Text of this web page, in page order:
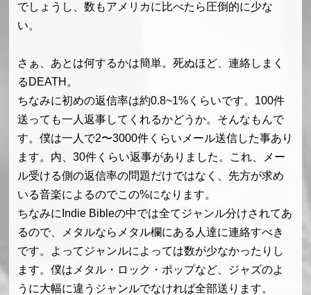
でしょうし、数もアメリカに比べたら圧倒的に少な
い。
さぁ、あとは何するかは簡単。死ぬほど、連絡しまく
るDEATH。
ちなみに初めの返信率は約0.8~1%くらいです。100件
送っても一人返事してくれるかどうか。そんなもんで
す。僕は一人で2〜3000件くらいメール送信した事あり
ます。内、30件くらい返事がありました。これ、メー
ル受ける側の返信率の問題だけではなく、先方が求め
いる音楽によるのでこの%になります。
ちなみにIndie Bibleの中では全てジャンル分けされてあ
るので、メタルならメタル欄にある人達に連絡すべき
です。よってジャンルによっては数が少なかったりし
ます。僕はメタル・ロック・ポップなど、ジャズのよ
うに大幅に違うジャンルでなければ全部送ります。